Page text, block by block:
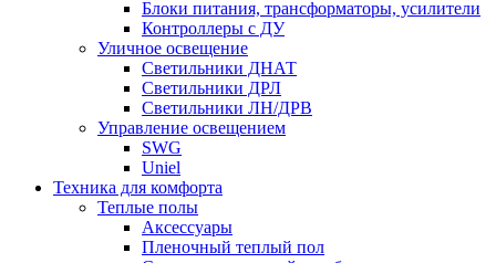
Блоки питания, трансформаторы, усилители
Контроллеры с ДУ
Уличное освещение
Светильники ДНАТ
Светильники ДРЛ
Светильники ЛН/ДРВ
Управление освещением
SWG
Uniel
Техника для комфорта
Теплые полы
Аксессуары
Пленочный теплый пол